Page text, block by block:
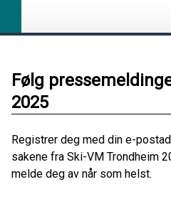
Følg
2025
Registrer deg med din e-
sakene fra Ski-VM Trondheim
melde deg av når som helst.